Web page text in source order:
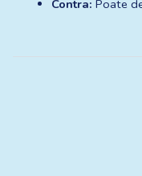
Contra: Poate